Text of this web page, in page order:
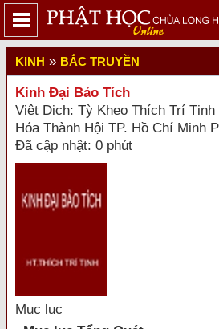
KINH » BẮC TRUYỀN
Kinh Đại Bảo Tích
Việt Dịch: Tỳ Kheo Thích Trí Tịnh
Hóa Thành Hội TP. Hồ Chí Minh
Đã cập nhật: 0 phút
Mục lục